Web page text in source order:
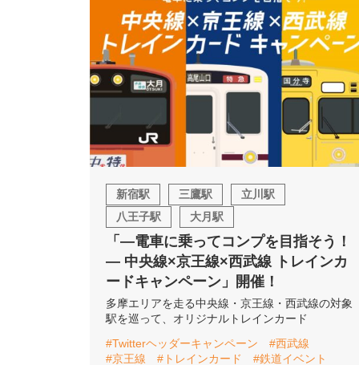
新宿駅 三鷹駅
立川駅
八王子駅
大月駅
「―電車に乗ってコンプを目指そう！
― 中央線×京王線×西武線 トレインカ
ードキャンペーン」開催！
多摩エリアを走る中央線・京王線・西武線の対象
駅を巡って、オリジナルトレインカード
#Twitterヘッダーキャンペーン
#西武線
#京王線
#トレインカード #鉄道イベント